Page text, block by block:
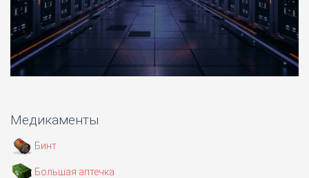
Медикаменты
Бинт
Большая аптечка